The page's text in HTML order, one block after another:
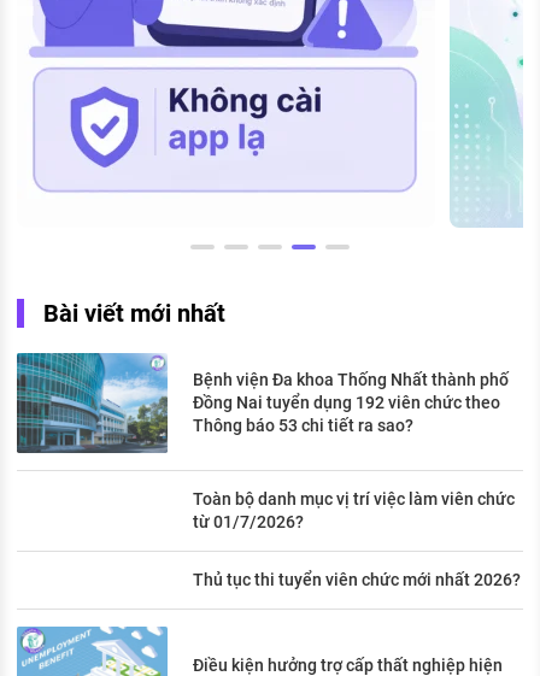
Bài viết mới nhất
Bệnh viện Đa khoa Thống Nhất thành phố
Đồng Nai tuyển dụng 192 viên chức theo
Thông báo 53 chi tiết ra sao?
Toàn bộ danh mục vị trí việc làm viên chức
từ 01/7/2026?
Thủ tục thi tuyển viên chức mới nhất 2026?
Điều kiện hưởng trợ cấp thất nghiệp hiện